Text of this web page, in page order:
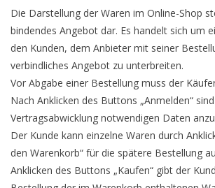
Die Darstellung der Waren im Online-Shop
bindendes Angebot dar. Es handelt sich um
den Kunden, dem Anbieter mit seiner
verbindliches Angebot zu unterbreiten.
Vor Abgabe einer Bestellung muss der
Nach Anklicken des Buttons „Anmelden“
Vertragsabwicklung notwendigen Daten
Der Kunde kann einzelne Waren durch
den Warenkorb“ für die spätere Bestellung
Anklicken des Buttons „Kaufen“ gibt der